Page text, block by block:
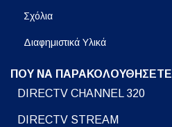
Σχόλια
Διαφημιστικά Υλικά
ΠΟΥ ΝΑ ΠΑΡΑΚΟΛΟΥΘΗΣΕΤΕ
DIRECTV CHANNEL 320
DIRECTV STREAM